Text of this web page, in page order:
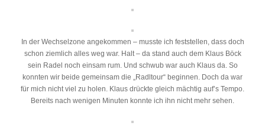
In der Wechselzone angekommen – musste ich feststellen, dass doch
schon ziemlich alles weg war. Halt – da stand auch dem Klaus Böck
sein Radel noch einsam rum. Und schwub war auch Klaus da. So
konnten wir beide gemeinsam die „Radltour“ beginnen. Doch da war
für mich nicht viel zu holen. Klaus drückte gleich mächtig auf’s Tempo.
Bereits nach wenigen Minuten konnte ich ihn nicht mehr sehen.